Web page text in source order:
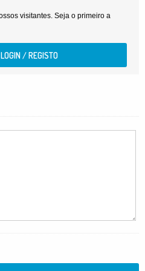
visitantes. Seja o primeiro a